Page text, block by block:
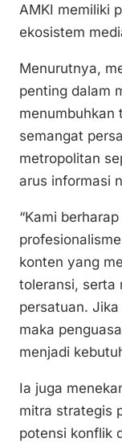
AMKI memiliki
ekosistem
Menurutnya,
penting dalam
menumbuhkan
semangat
metropolitan
arus informasi
“Kami
konten yang
toleransi, serta
persatuan.
maka
menjadi
Ia juga
mitra strategis
potensi konflik